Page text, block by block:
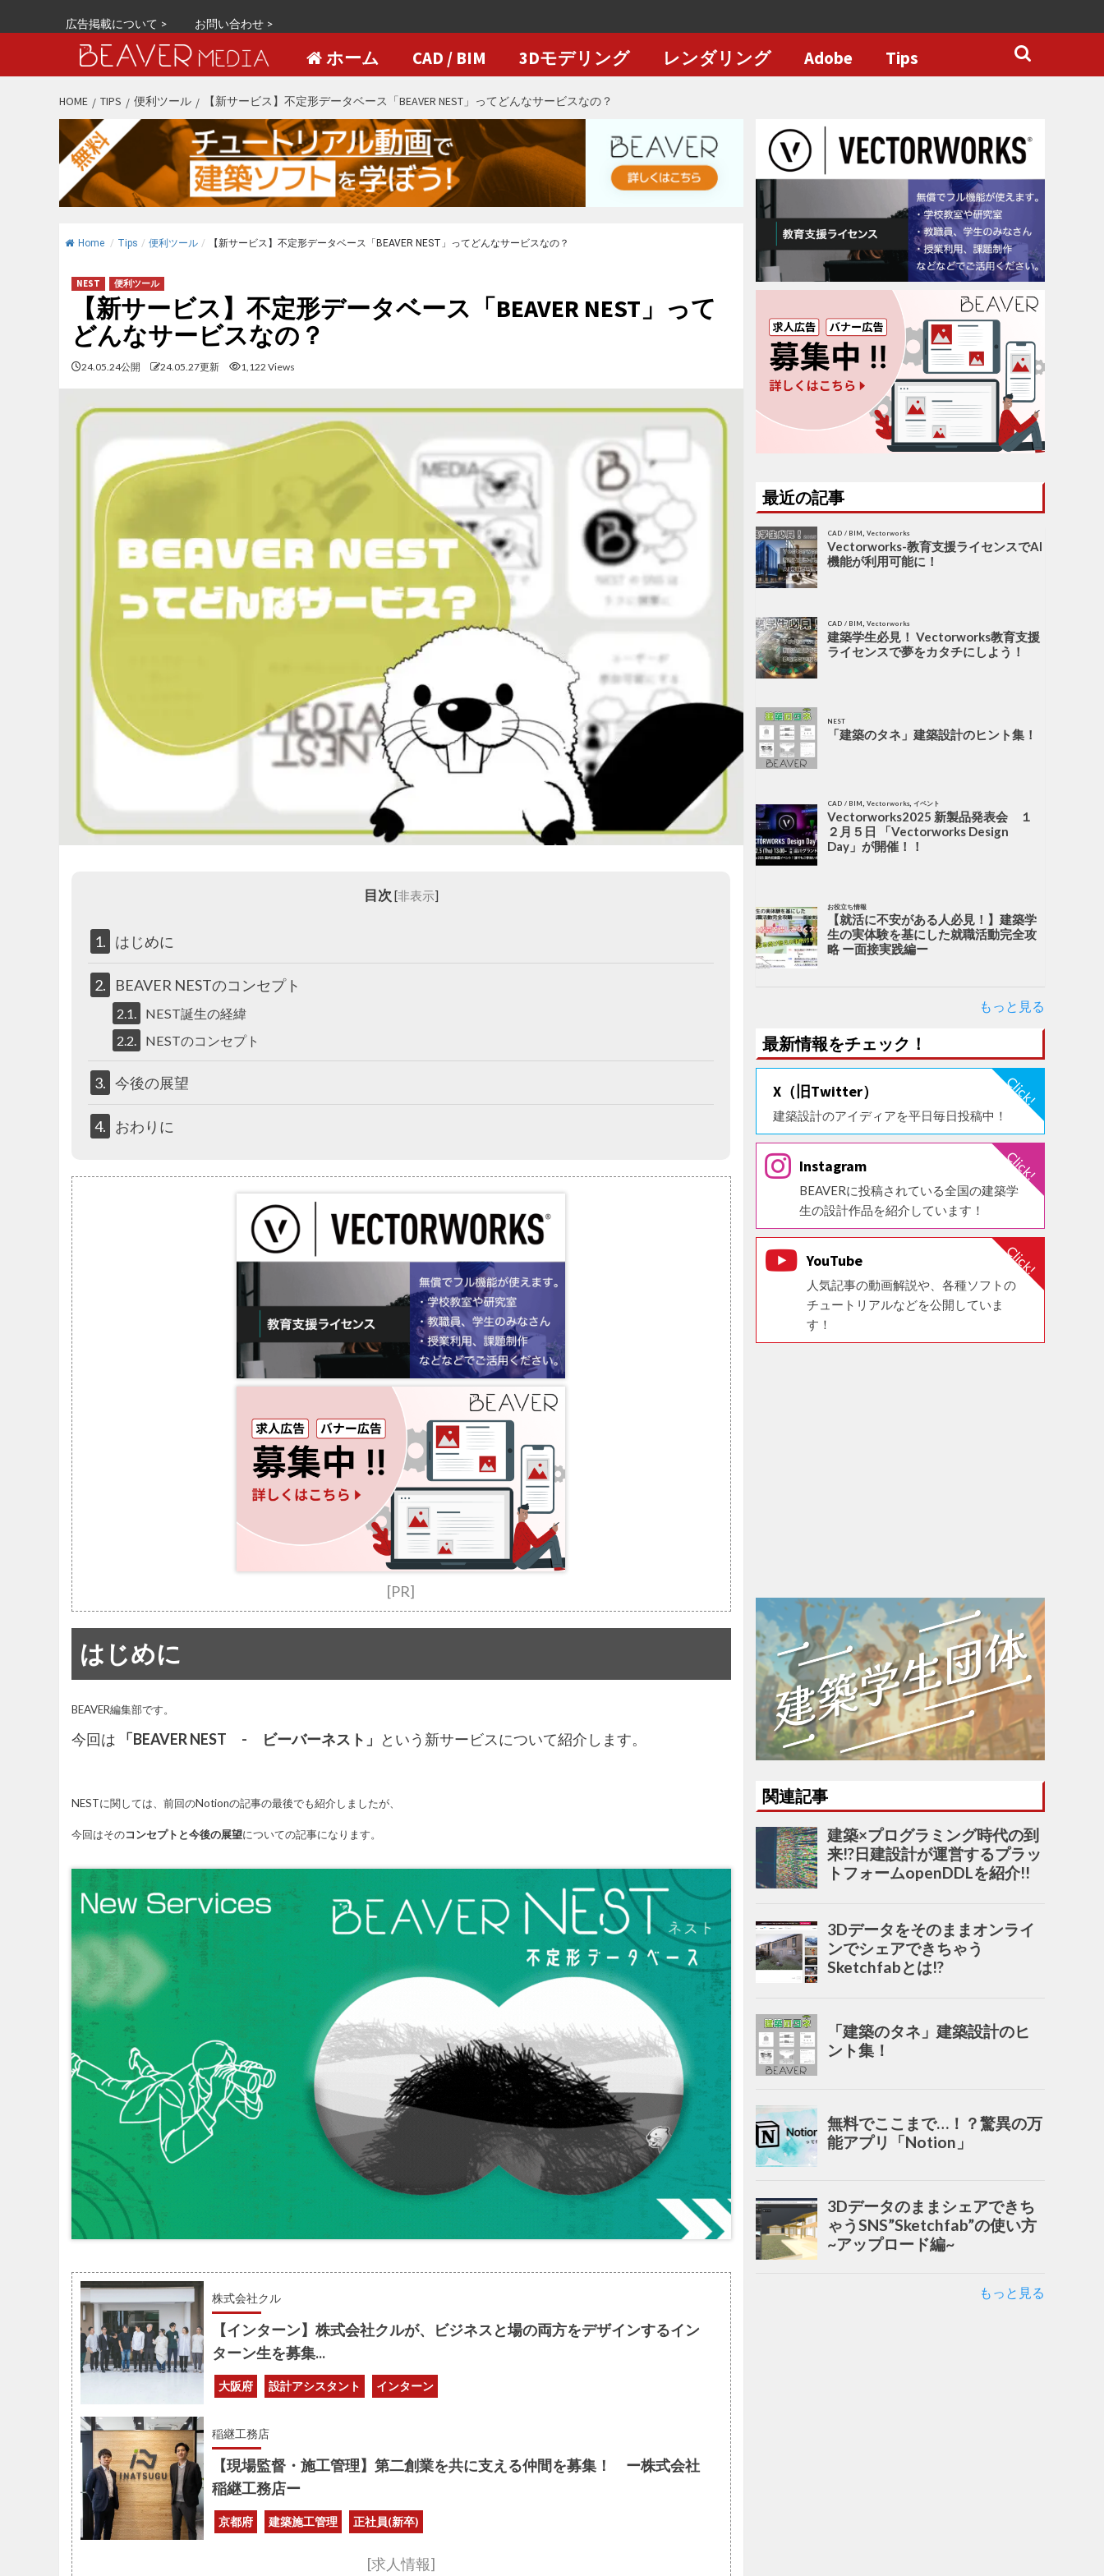
広告掲載について > お問い合わせ >
ホーム CAD / BIM 3Dモデリング レンダリング Adobe Tips
HOME TIPS 便利ツール 【新サービス】不定形データベース「BEAVER NEST」ってどんなサービスなの？
Home / Tips / 便利ツール / 【新サービス】不定形データベース「BEAVER NEST」ってどんなサービスなの？
NEST 便利ツール
【新サービス】不定形データベース「BEAVER NEST」って
どんなサービスなの？
24.05.24公開 24.05.27更新 1,122 Views
目次 [非表示]
1. はじめに
2. BEAVER NESTのコンセプト
2.1.
NEST誕生の経緯
2.2.
NESTのコンセプト
3. 今後の展望
4. おわりに
[PR]
はじめに
BEAVER編集部です。
今回は 「BEAVER NEST - ビーバーネスト」 という新サービスについて紹介します。
NESTに関しては、前回のNotionの記事の最後でも紹介しましたが、
今回はそのコンセプトと今後の展望についての記事になります。
株式会社クル
【インターン】株式会社クルが、ビジネスと場の両方をデザインするイン
ターン生を募集...
大阪府 設計アシスタント インターン
稲継工務店
【現場監督・施工管理】第二創業を共に支える仲間を募集！ ー株式会社
稲継工務店ー
京都府 建築施工管理 正社員(新卒)
[求人情報]
最近の記事
CAD / BIM ,Vectorworks
Vectorworks-教育支援ライセンスでAI
機能が利用可能に！
CAD / BIM ,Vectorworks
建築学生必見！ Vectorworks教育支援
ライセンスで夢をカタチにしよう！
NEST
「建築のタネ」建築設計のヒント集！
CAD / BIM ,Vectorworks ,イベント
Vectorworks2025 新製品発表会 １
２月５日 「Vectorworks Design
Day」が開催！！
お役立ち情報
【就活に不安がある人必見！】建築学
生の実体験を基にした就職活動完全攻
略 ー面接実践編ー
もっと見る
最新情報をチェック！
X（旧Twitter）
建築設計のアイディアを平日毎日投稿中！
Instagram
BEAVERに投稿されている全国の建築学
生の設計作品を紹介しています！
YouTube
人気記事の動画解説や、各種ソフトの
チュートリアルなどを公開していま
す！
関連記事
建築×プログラミング時代の到
来!?日建設計が運営するプラッ
トフォームopenDDLを紹介!!
3Dデータをそのままオンライ
ンでシェアできちゃう
Sketchfabとは!?
「建築のタネ」建築設計のヒ
ント集！
無料でここまで…！？驚異の万
能アプリ「Notion」
3Dデータのままシェアできち
ゃうSNS”Sketchfab”の使い方
~アップロード編~
もっと見る